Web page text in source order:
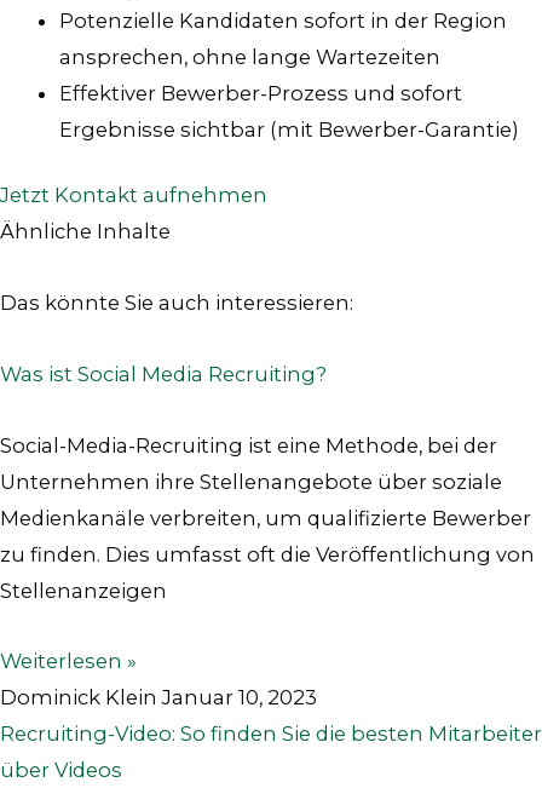
Potenzielle Kandidaten sofort in der Region
ansprechen, ohne lange Wartezeiten
Effektiver Bewerber-Prozess und sofort
Ergebnisse sichtbar (mit Bewerber-Garantie)
Jetzt Kontakt aufnehmen
Ähnliche Inhalte
Das könnte Sie auch interessieren:
Was ist Social Media Recruiting?
Social-Media-Recruiting ist eine Methode, bei der
Unternehmen ihre Stellenangebote über soziale
Medienkanäle verbreiten, um qualifizierte Bewerber
zu finden. Dies umfasst oft die Veröffentlichung von
Stellenanzeigen
Weiterlesen »
Dominick KleinJanuar 10, 2023
Recruiting-Video: So finden Sie die besten Mitarbeiter
über Videos